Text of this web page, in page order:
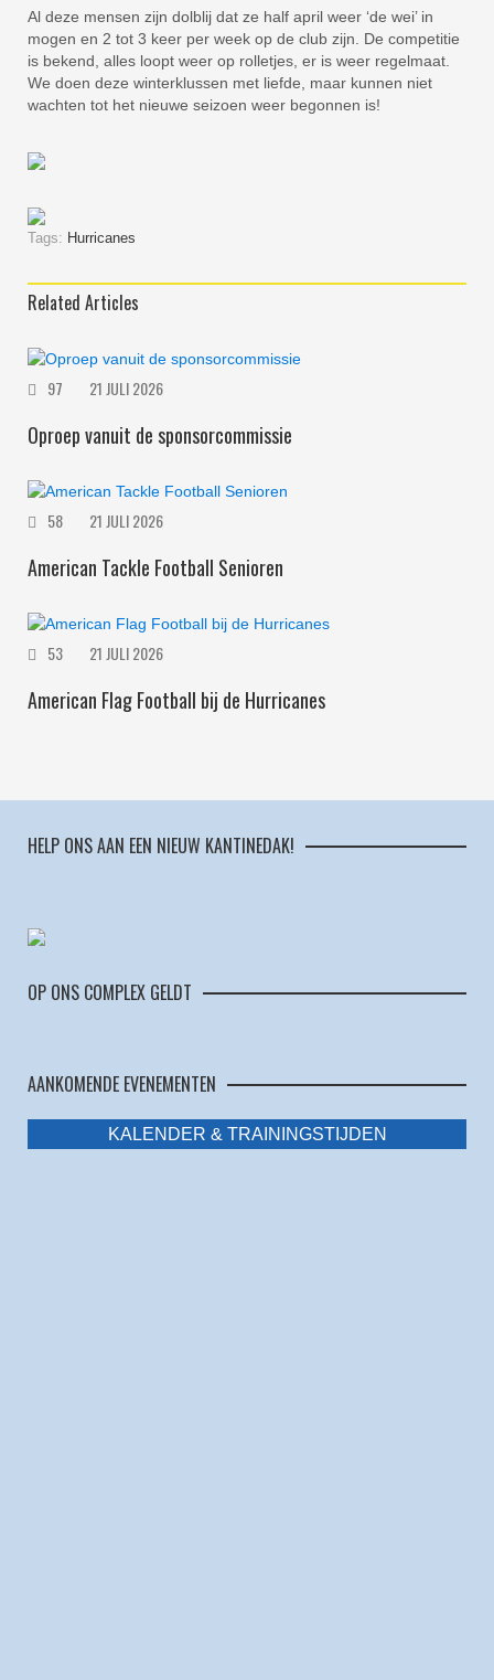
Al deze mensen zijn dolblij dat ze half april weer ‘de wei’ in
mogen en 2 tot 3 keer per week op de club zijn. De competitie
is bekend, alles loopt weer op rolletjes, er is weer regelmaat.
We doen deze winterklussen met liefde, maar kunnen niet
wachten tot het nieuwe seizoen weer begonnen is!
Tags: Hurricanes
Related Articles
97 21 JULI 2026
Oproep vanuit de sponsorcommissie
58 21 JULI 2026
American Tackle Football Senioren
53 21 JULI 2026
American Flag Football bij de Hurricanes
HELP ONS AAN EEN NIEUW KANTINEDAK!
OP ONS COMPLEX GELDT
AANKOMENDE EVENEMENTEN
KALENDER & TRAININGSTIJDEN